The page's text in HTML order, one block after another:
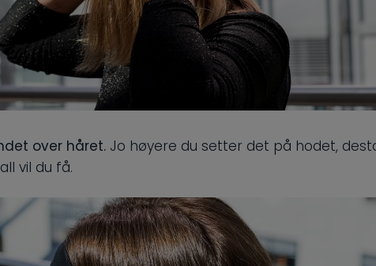
over håret.Jo høyere du setter det på hodet,
vil du få.